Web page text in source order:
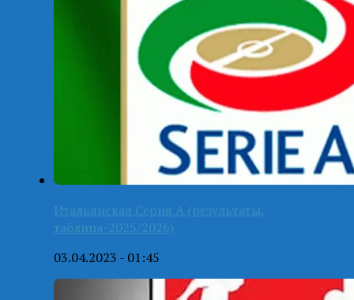
Итальянская Серия А (результаты,
таблица-2025/2026)
03.04.2023 - 01:45